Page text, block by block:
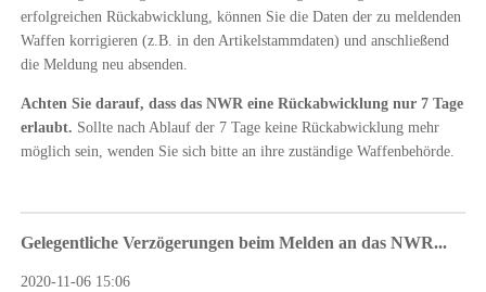
erfolgreichen Rückabwicklung, können Sie die Daten der zu meldenden
Waffen korrigieren (z.B. in den Artikelstammdaten) und anschließend
die Meldung neu absenden.
Achten Sie darauf, dass das NWR eine Rückabwicklung nur 7 Tage
erlaubt. Sollte nach Ablauf der 7 Tage keine Rückabwicklung mehr
möglich sein, wenden Sie sich bitte an ihre zuständige Waffenbehörde.
Gelegentliche Verzögerungen beim Melden an das NWR...
2020-11-06 15:06